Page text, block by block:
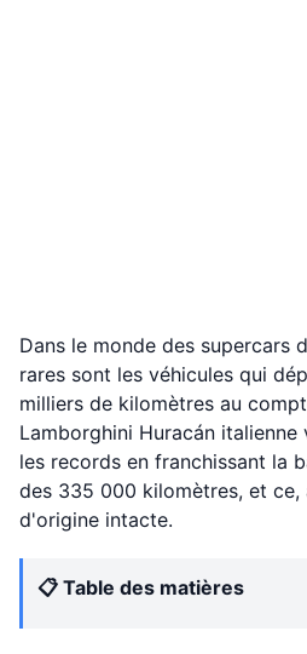
Dans le monde des supercars
rares sont les véhicules qui
milliers de kilomètres au
Lamborghini Huracán
les records en franchissant la
des 335 000 kilomètres, et ce,
d'origine intacte.
📋 Table des matières